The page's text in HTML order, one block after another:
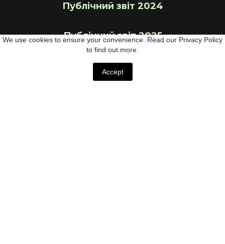
Публічний звіт 2024
Публічний звіт 2025
Укриття
We use cookies to ensure your convenience. Read our Privacy Policy
to find out more.
Accept